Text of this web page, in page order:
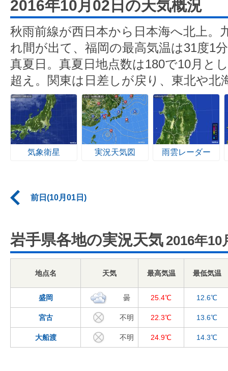
2016年10月02日の天気概況
秋雨前線が西日本から日本海へ北上。
れ間が出て、福岡の最高気温は31度1
真夏日。真夏日地点数は180で10月と
超え。関東は日差しが戻り、東北や北
気象衛星 実況天気図 雨雲レーダー
前日(10月01日)
岩手県各地の実況天気 2016年10
地点名 天気 最高気温 最低気温
盛岡 曇 25.4℃ 12.6℃
宮古 不明 22.3℃ 13.6℃
大船渡 不明 24.9℃ 14.3℃